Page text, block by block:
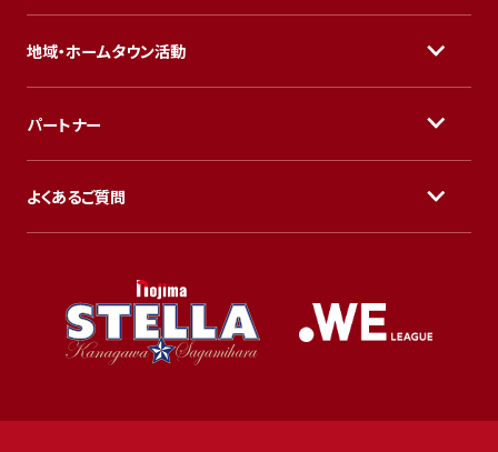
地域・ホームタウン活動
パートナー
よくあるご質問